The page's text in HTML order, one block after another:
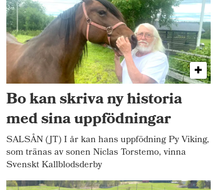
Bo kan skriva ny historia
med sina uppfödningar
SALSÅN (JT) I år kan hans uppfödning Py Viking,
som tränas av sonen Niclas Torstemo, vinna
Svenskt Kallblodsderby